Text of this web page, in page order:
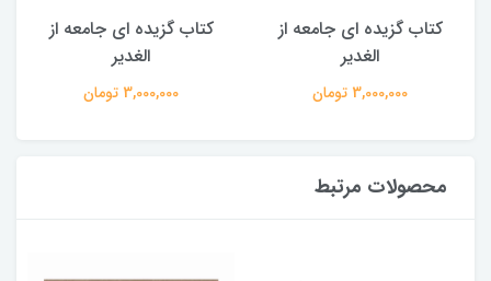
کتاب گزیده ای جامعه از
الغدیر
3,000,000 تومان
کتاب گزیده ای جامعه از
الغدیر
3,000,000 تومان
محصولات مرتبط